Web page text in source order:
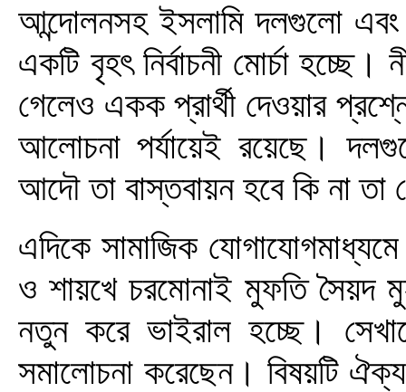
আন্দোলনসহ ইসলামি দলগুলো
একটি বৃহৎ নির্বাচনী মোর্চা
গেলেও একক প্রার্থী দেওয়ার
আলোচনা পর্যায়েই রয়েছে।
আদৌ তা বাস্তবায়ন হবে কি না তা
এদিকে সামাজিক
ও শায়খে চরমোনাই মুফতি সৈয়দ
নতুন করে ভাইরাল হচ্ছে।
সমালোচনা করেছেন। বিষয়টি